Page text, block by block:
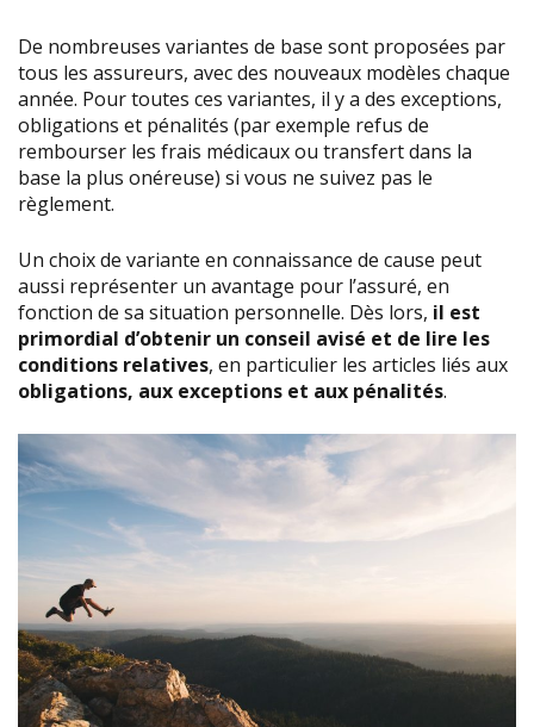
De nombreuses variantes de base sont proposées par
tous les assureurs, avec des nouveaux modèles chaque
année. Pour toutes ces variantes, il y a des exceptions,
obligations et pénalités (par exemple refus de
rembourser les frais médicaux ou transfert dans la
base la plus onéreuse) si vous ne suivez pas le
règlement.
Un choix de variante en connaissance de cause peut
aussi représenter un avantage pour l’assuré, en
fonction de sa situation personnelle. Dès lors, il est
primordial d’obtenir un conseil avisé et de lire les
conditions relatives, en particulier les articles liés aux
obligations, aux exceptions et aux pénalités.